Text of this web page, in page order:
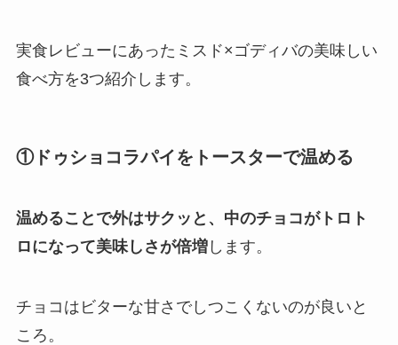
実食レビューにあったミスド×ゴディバの美味しい
食べ方を3つ紹介します。
①ドゥショコラパイをトースターで温める
温めることで外はサクッと、中のチョコがトロト
ロになって美味しさが倍増します。
チョコはビターな甘さでしつこくないのが良いと
ころ。